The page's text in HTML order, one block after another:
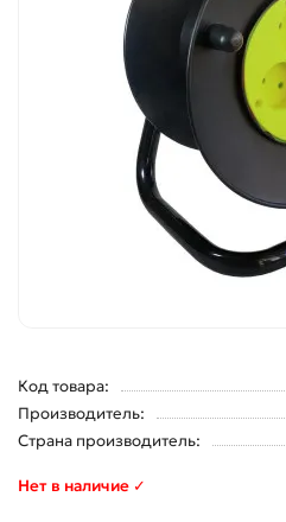
Код товара:
Производитель:
Страна производитель:
Нет в наличие ✓